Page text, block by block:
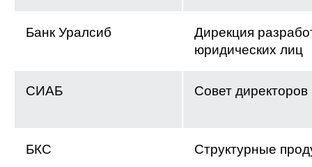
Банк Уралсиб
Дирекция
юридических лиц
СИАБ Совет директоров
БКС Структурные